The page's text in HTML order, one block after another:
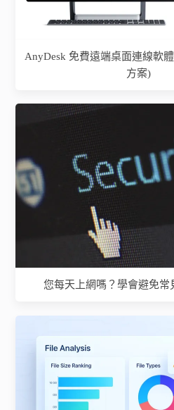
AnyDesk 免費遠端桌面連線軟
方案)
您每天上網嗎？學會避免常